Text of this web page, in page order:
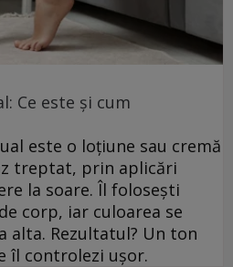
Ce este și cum
este o loțiune sau cremă
treptat, prin aplicări
la soare. Îl folosești
corp, iar culoarea se
alta. Rezultatul? Un ton
îl controlezi ușor.